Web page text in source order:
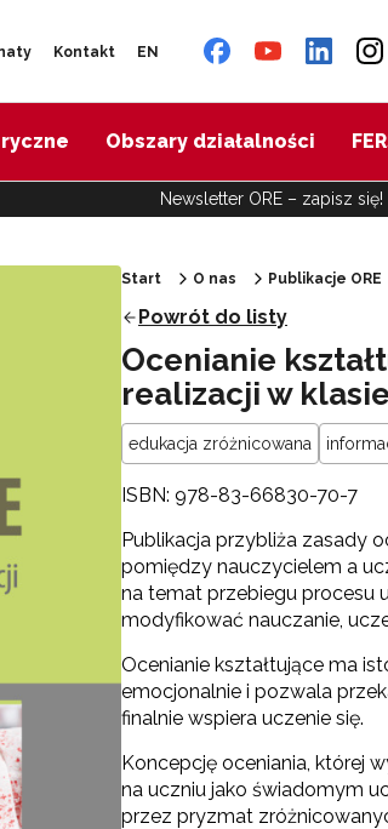
Kontakt EN
Obszary działalności
Newsletter ORE – zapisz się!
Start O nas Publikacje ORE
Powrót do listy
Ocenianie
realizacji w
edukacja zróżnicowana
ISBN: 978-83-66830-70-7
Publikacja przybliża zasady
pomiędzy nauczycielem a
na temat przebiegu procesu
modyfikować nauczanie,
Ocenianie kształtujące ma
emocjonalnie i pozwala
finalnie wspiera uczenie się.
Koncepcję oceniania, której
na uczniu jako świadomym
przez pryzmat